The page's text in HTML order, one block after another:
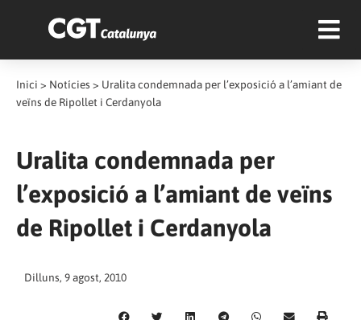
Inici > Notícies > Uralita condemnada per l’exposició a l’amiant de
veïns de Ripollet i Cerdanyola
Uralita condemnada per
l’exposició a l’amiant de veïns
de Ripollet i Cerdanyola
Dilluns, 9 agost, 2010